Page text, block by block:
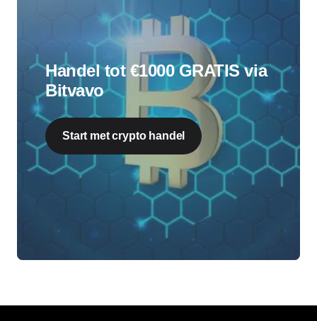
Handel tot €1000 GRATIS via
Bitvavo
Start met crypto handel